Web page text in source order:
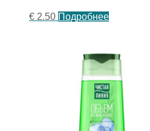
€ 2.50 Подробнее